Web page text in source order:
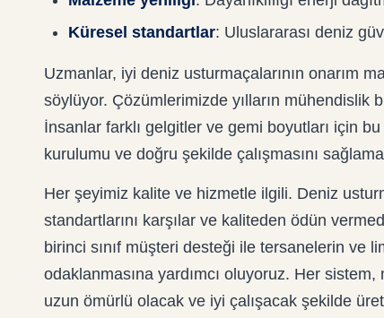
Küresel standartlar: Uluslararası deniz
Uzmanlar, iyi deniz usturmaçalarının onarım
söylüyor. Çözümlerimizde yılların mühendislik
İnsanlar farklı gelgitler ve gemi boyutları için
kurulumu ve doğru şekilde çalışmasını
Her şeyimiz kalite ve hizmetle ilgili. Deniz
standartlarını karşılar ve kaliteden ödün
birinci sınıf müşteri desteği ile tersanelerin ve
odaklanmasına yardımcı oluyoruz. Her
uzun ömürlü olacak ve iyi çalışacak şekilde